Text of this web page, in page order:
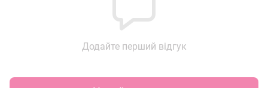
Додайте перший відгук